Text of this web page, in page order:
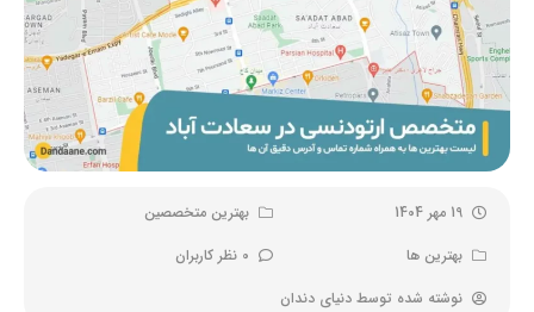
19 مهر 1404
بهترین متخصصین
بهترین ها
0 نظر کاربران
نوشته شده توسط دنیای دندان